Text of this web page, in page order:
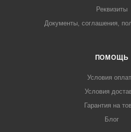
Реквизиты
Документы, соглашения,
ПОМОЩЬ
Условия
Условия
Гарантия на
Блог